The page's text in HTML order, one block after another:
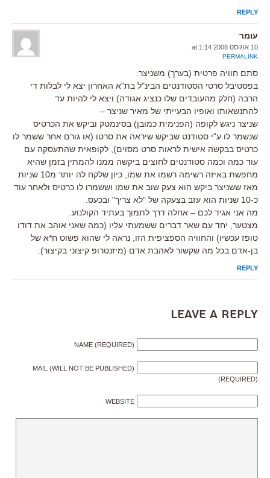
REPLY
עומר
10 אוגוסט 2008 at 1:14
PERMALINK
סתם חוויה פרטית (בערך) משניצר:
בפסטיבל סרטי הסטודנטים הבינ"ל בת"א האחרון יצא לי לבלות די
הרבה (חלק מהעובדים שלו כנציג אגודה) ויצא לי להיות עד
להתנשאותו ואופיו הבעייתי של מאיר שניצר –
שניצר ניגש לקופה (הפנימית כמובן) בסינמטק וביקש את הכרטיס
שנשמר לו ע"י סטודנט שביקש שיראה את סרטו (או גורם אחר ששמר לו
כרטיס בבקשה אישית לראות סרט מסוים), לקופאית שהתעסקה עם
עוד כמה וכמה סטודנטים לחוצים ביקשה ממנו להמתין בזמן שהיא
מחפשת באיזה רשימה רשמו את שמו, כיון שלקח לה יותר מ10 שניות
מאז ששניצר ביקש הוא צעק שוב את שמו וששמרו לו כרטיס ולאחר עוד
כ-10 שניות הוא עזב בצעקה של "לא צריך" ובכעס.
מה אני אגיד לכם – אחלה דרך לתמוך בעתיד הקולנוע.
מצטער, יחד עם שאר דברים ששמעתי עליו (כמה שאני אוהב את דודו
טופז עכשיו) והחוויה הספציפית הזו, נראה לי שהוא פשוט ח*א של
בן-אדם בכל מה שקשור לאהבת אדם (מיזנטרופ קיצוני בקיצור).
REPLY
Leave a Reply
NAME (REQUIRED)
MAIL (WILL NOT BE PUBLISHED)
(REQUIRED)
WEBSITE